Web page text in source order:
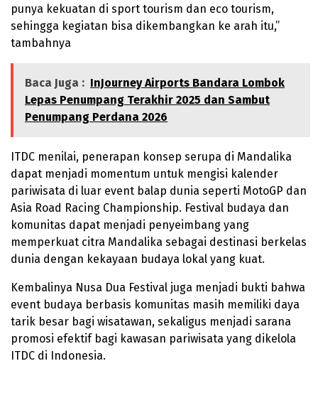
punya kekuatan di sport tourism dan eco tourism,
sehingga kegiatan bisa dikembangkan ke arah itu,”
tambahnya
Baca Juga : InJourney Airports Bandara Lombok
Lepas Penumpang Terakhir 2025 dan Sambut
Penumpang Perdana 2026
ITDC menilai, penerapan konsep serupa di Mandalika
dapat menjadi momentum untuk mengisi kalender
pariwisata di luar event balap dunia seperti MotoGP dan
Asia Road Racing Championship. Festival budaya dan
komunitas dapat menjadi penyeimbang yang
memperkuat citra Mandalika sebagai destinasi berkelas
dunia dengan kekayaan budaya lokal yang kuat.
Kembalinya Nusa Dua Festival juga menjadi bukti bahwa
event budaya berbasis komunitas masih memiliki daya
tarik besar bagi wisatawan, sekaligus menjadi sarana
promosi efektif bagi kawasan pariwisata yang dikelola
ITDC di Indonesia.